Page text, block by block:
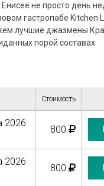
не просто день
гастропабе Kitchen
лучшие джазмены
порой составах.
Стоимость
2026
800
2026
800